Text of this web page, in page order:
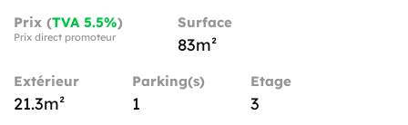
Prix (TVA 5.5%)
Prix direct promoteur
Surface
83m²
Extérieur
21.3m²
Parking(s)
1
Etage
3